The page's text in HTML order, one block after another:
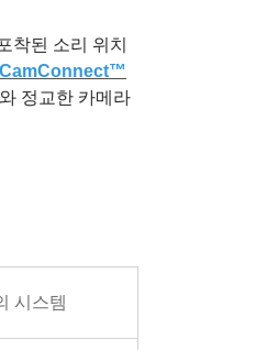
착된 소리 위치
CamConnect™
정교한 카메라
시스템